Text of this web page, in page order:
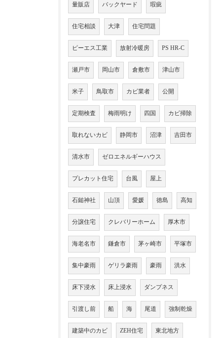
量販店 バックヤード 瑕疵
住宅相談 大津 住宅問題
ピーエス工業 放射冷暖房 PS HR-C
瀬戸市 岡山市 倉敷市 津山市
米子 鳥取市 カビ業者 公開
定期検査 梅雨明け 四国 カビ掃除
取れないカビ 静岡市 沼津 吉田市
清水市 ゼロエネルギーハウス
プレカット住宅 台風 屋上
石鎚神社 山頂 愛媛 徳島 高知
分譲住宅 クレバリーホーム 厚木市
海老名市 鎌倉市 茅ヶ崎市 平塚市
集中豪雨 ゲリラ豪雨 豪雨 洪水
床下浸水 床上浸水 ダンプネス
引渡し前 船 海 尾道 強制乾燥
建築中のカビ ZEH住宅 東北地方